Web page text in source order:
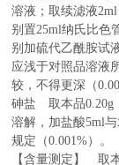
溶液；取续滤液2ml
别置25ml纳氏比色
别加硫代乙酰胺试
应浅于对照品溶液
较，不得更深（
砷盐 取本品0.20g
溶解，加盐酸5ml
规定（0.001%）。
【含量测定】 取